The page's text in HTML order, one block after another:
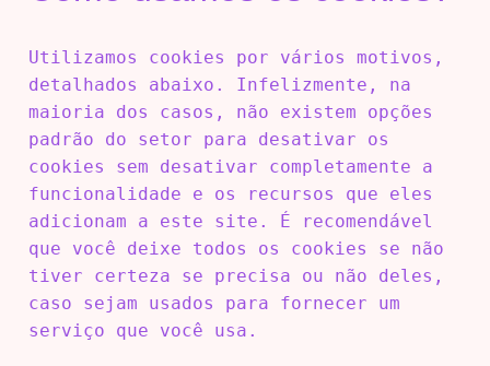
Utilizamos cookies por vários motivos,
detalhados abaixo. Infelizmente, na
maioria dos casos, não existem opções
padrão do setor para desativar os
cookies sem desativar completamente a
funcionalidade e os recursos que eles
adicionam a este site. É recomendável
que você deixe todos os cookies se não
tiver certeza se precisa ou não deles,
caso sejam usados ​​para fornecer um
serviço que você usa.